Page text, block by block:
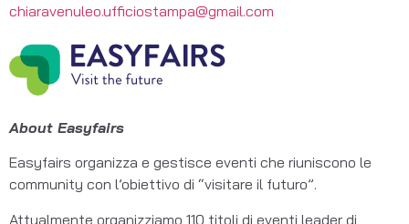
chiaravenuleo.ufficiostampa@gmail.com
About Easyfairs
Easyfairs organizza e gestisce eventi che riuniscono le
community con l’obiettivo di “visitare il futuro”.
Attualmente organizziamo 110 titoli di eventi leader di